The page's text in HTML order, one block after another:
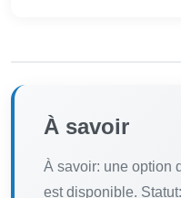
À savoir
À savoir: une option
est disponible.